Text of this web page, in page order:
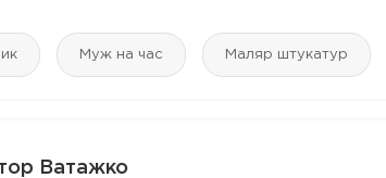
Муж на час Маляр штукатур
Ватажко